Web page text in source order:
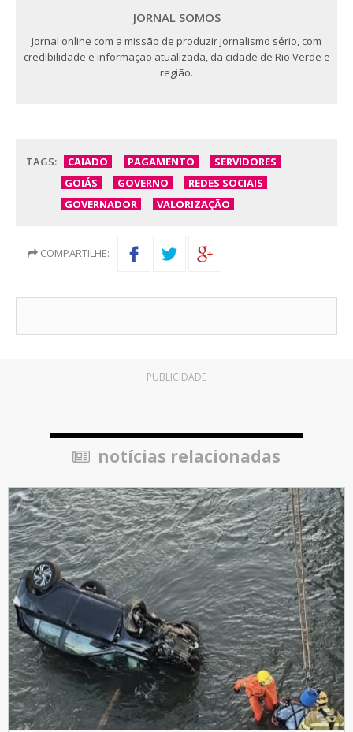
JORNAL SOMOS
Jornal online com a missão de produzir jornalismo sério, com
credibilidade e informação atualizada, da cidade de Rio Verde e
região.
TAGS: CAIADO PAGAMENTO
SERVIDORES
GOIÁS
GOVERNO
REDES SOCIAIS
GOVERNADOR
VALORIZAÇÃO
COMPARTILHE:
PUBLICIDADE
notícias relacionadas